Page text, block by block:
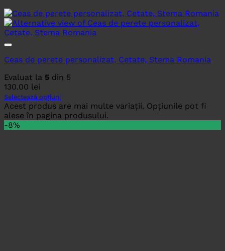
Ceas de perete personalizat, Cetate, Stema Romania
Evaluat la 5 din 5
130.00 lei
Selectează opțiuni
Acest produs are mai multe variații. Opțiunile pot fi
alese în pagina produsului.
-8%